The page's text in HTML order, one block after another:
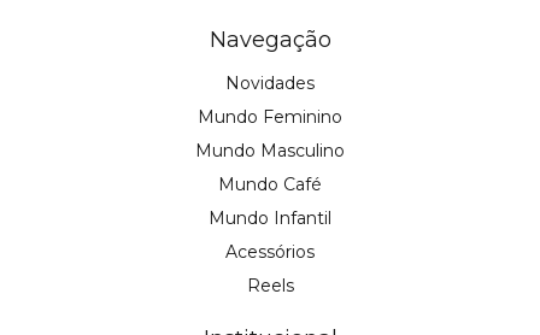
Navegação
Novidades
Mundo Feminino
Mundo Masculino
Mundo Café
Mundo Infantil
Acessórios
Reels